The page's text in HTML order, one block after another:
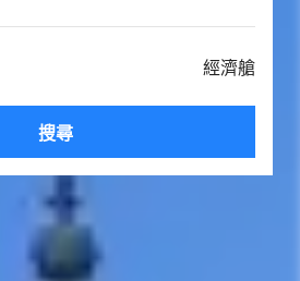
經濟艙
搜尋